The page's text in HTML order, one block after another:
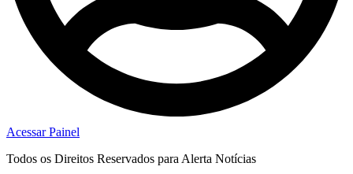
Acessar Painel
Todos os Direitos Reservados para Alerta Notícias